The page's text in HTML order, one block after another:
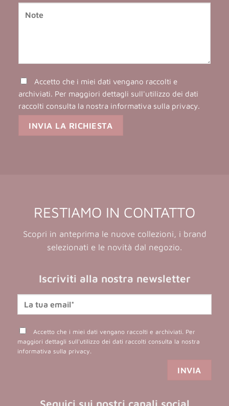
Accetto che i miei dati vengano raccolti e
archiviati. Per maggiori dettagli sull'utilizzo dei dati
raccolti consulta la nostra informativa sulla privacy.
RESTIAMO IN CONTATTO
Scopri in anteprima le nuove collezioni, i brand
selezionati e le novità dal negozio.
Iscriviti alla nostra newsletter
Accetto che i miei dati vengano raccolti e archiviati. Per
maggiori dettagli sull'utilizzo dei dati raccolti consulta la nostra
informativa sulla privacy.
Seguici sui nostri canali social